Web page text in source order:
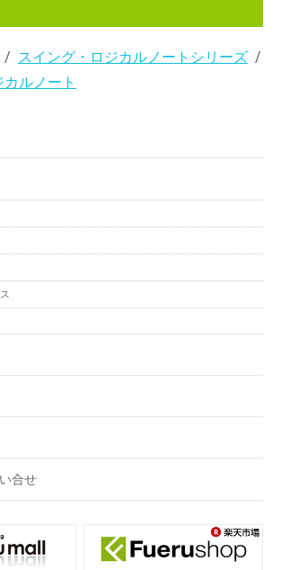
スイング・ロジカルノートシリーズ
ルノート
合せ